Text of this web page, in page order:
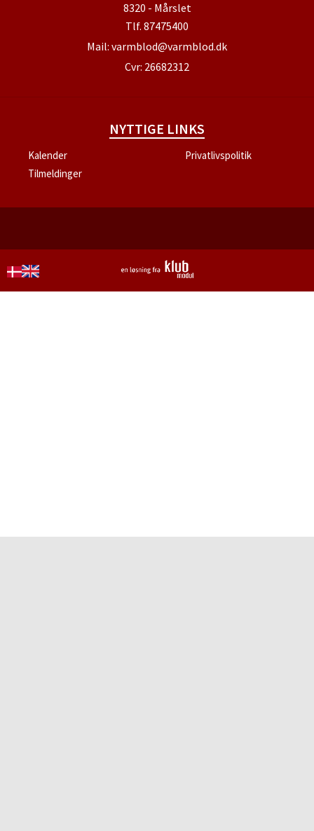
8320 - Mårslet
Tlf. 87475400
Mail: varmblod@varmblod.dk
Cvr: 26682312
NYTTIGE LINKS
Kalender
Privatlivspolitik
Tilmeldinger